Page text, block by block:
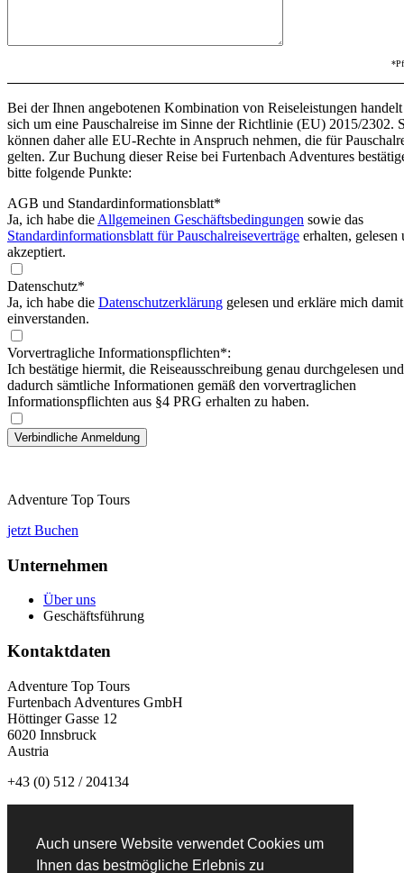
Auch unsere Website verwendet Cookies um
Ihnen das bestmögliche Erlebnis zu
Bei der Ihnen angebotenen Kombination von Reiseleistungen handelt
sich um eine Pauschalreise im Sinne der Richtlinie (EU) 2015/2302.
können daher alle EU-Rechte in Anspruch nehmen, die für
gelten. Zur Buchung dieser Reise bei Furtenbach Adventures
bitte folgende Punkte:
AGB und Standardinformationsblatt*
Ja, ich habe die Allgemeinen Geschäftsbedingungen sowie das
Standardinformationsblatt für Pauschalreiseverträge erhalten, gelesen
akzeptiert.
Datenschutz*
Ja, ich habe die Datenschutzerklärung gelesen und erkläre mich damit
einverstanden.
Vorvertragliche Informationspflichten*:
Ich bestätige hiermit, die Reiseausschreibung genau durchgelesen und
dadurch sämtliche Informationen gemäß den vorvertraglichen
Informationspflichten aus §4 PRG erhalten zu haben.
Adventure Top Tours
jetzt Buchen
Unternehmen
Über uns
Geschäftsführung
Kontaktdaten
Adventure Top Tours
Furtenbach Adventures GmbH
Höttinger Gasse 12
6020 Innsbruck
Austria
+43 (0) 512 / 204134
Newsletteranmeldung: